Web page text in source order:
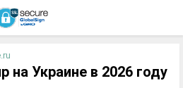
на Украине в 2026 году